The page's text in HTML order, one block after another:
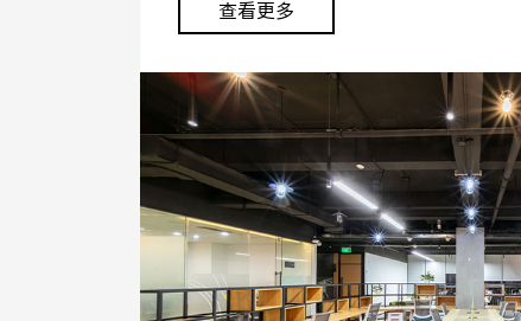
查看更多